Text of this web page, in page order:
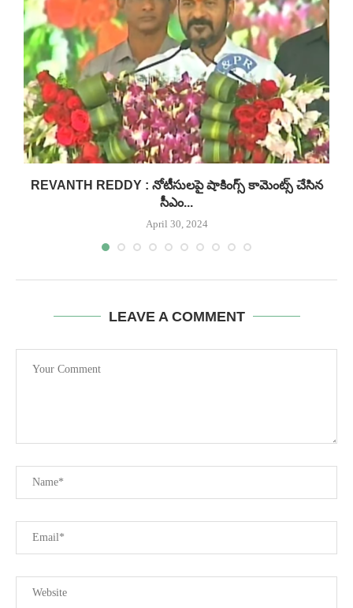
REVANTH REDDY : నోటీసులపై షాకింగ్స్ కామెంట్స్ చేసిన
సీఎం...
April 30, 2024
LEAVE A COMMENT